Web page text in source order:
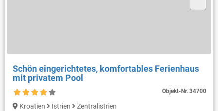
Schön eingerichtetes, komfortables Ferienhaus
mit privatem Pool
Objekt-Nr.34700
Kroatien Istrien
Zentralistrien